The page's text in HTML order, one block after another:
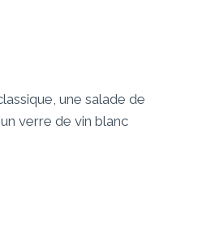
une salade de
verre de vin blanc